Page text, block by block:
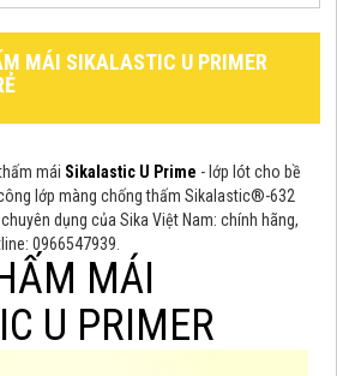
MÁI SIKALASTIC U PRIMER
mái Sikalastic U Prime - lớp lót cho bề
lớp màng chống thấm Sikalastic®-632
dụng của Sika Việt Nam: chính hãng,
0966547939.
MÁI
U PRIMER